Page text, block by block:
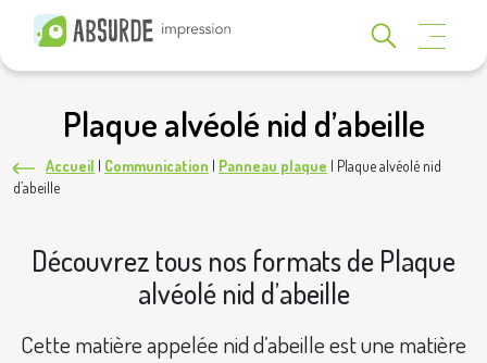
Plaque alvéolé nid d’abeille
Accueil | Communication | Panneau plaque | Plaque alvéolé nid
d’abeille
Découvrez tous nos formats de Plaque
alvéolé nid d’abeille
Cette matière appelée nid d’abeille est une matière